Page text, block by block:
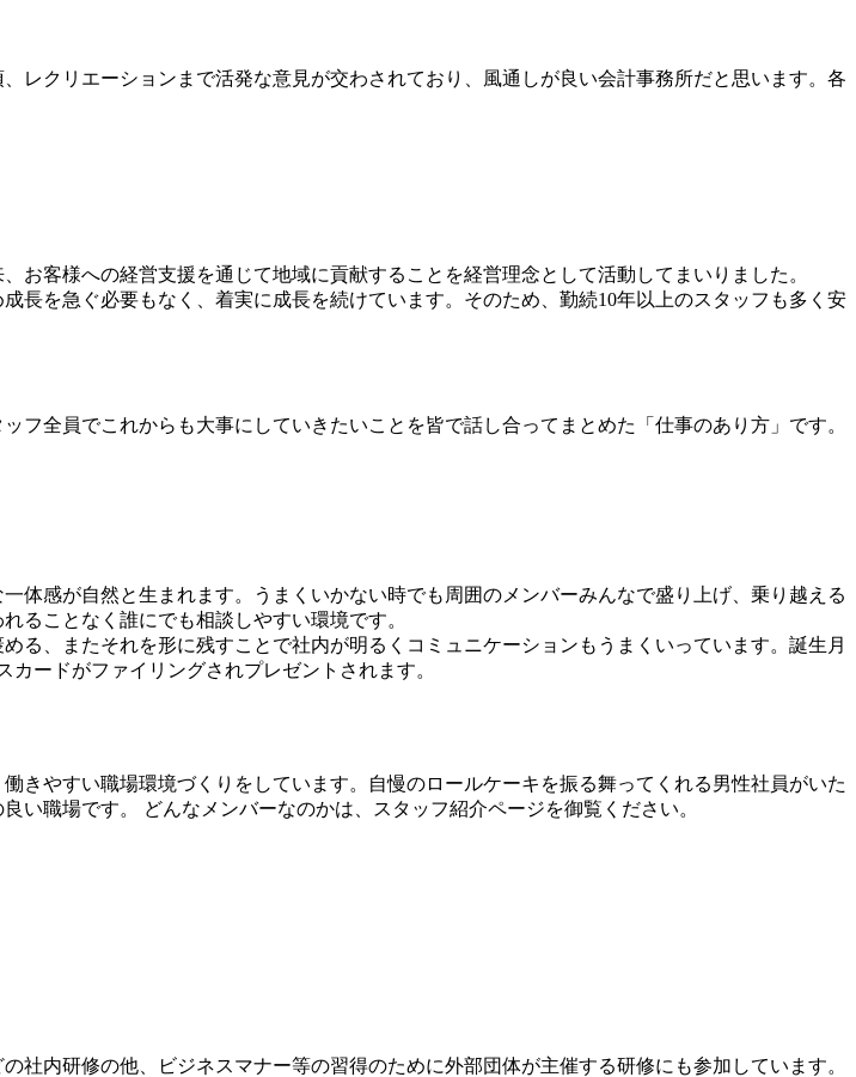
レクリエーションまで活発な意見が交わされており、風通しが良い会計事務所だと思います。各
客様への経営支援を通じて地域に貢献することを経営理念として活動してまいりました。
長を急ぐ必要もなく、着実に成長を続けています。そのため、勤続10年以上のスタッフも多く安
全員でこれからも大事にしていきたいことを皆で話し合ってまとめた「仕事のあり方」です。
体感が自然と生まれます。うまくいかない時でも周囲のメンバーみんなで盛り上げ、乗り越える
ることなく誰にでも相談しやすい環境です。
る、またそれを形に残すことで社内が明るくコミュニケーションもうまくいっています。誕生月
ードがファイリングされプレゼントされます。
きやすい職場環境づくりをしています。自慢のロールケーキを振る舞ってくれる男性社員がいた
い職場です。 どんなメンバーなのかは、スタッフ紹介ページを御覧ください。
内研修の他、ビジネスマナー等の習得のために外部団体が主催する研修にも参加しています。